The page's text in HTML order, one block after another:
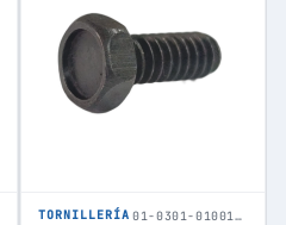
TORNILLERÍA 01-0301-010013-01